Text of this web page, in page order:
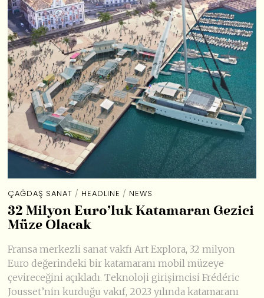
ÇAĞDAŞ SANAT / HEADLINE / NEWS
32 Milyon Euro’luk Katamaran Gezici
Müze Olacak
Fransa merkezli sanat vakfı Art Explora, 32 milyon
Euro değerindeki bir katamaranı mobil müzeye
çevireceğini açıkladı. Teknoloji girişimcisi Frédéric
Jousset’nin kurduğu vakıf, 2023 yılında katamaranı